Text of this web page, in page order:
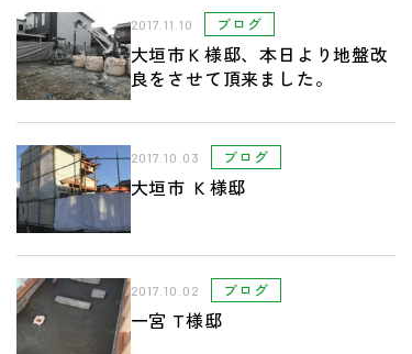
2017.11.10 ブログ
大垣市Ｋ様邸、本日より地盤改
良をさせて頂来ました。
2017.10.03 ブログ
大垣市 Ｋ様邸
2017.10.02 ブログ
一宮 T様邸